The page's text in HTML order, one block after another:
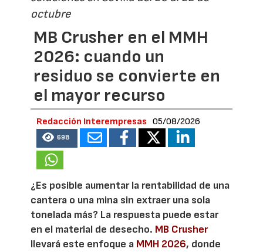
octubre
MB Crusher en el MMH
2026: cuando un
residuo se convierte en
el mayor recurso
Redacción Interempresas 05/08/2026
698
¿Es posible aumentar la rentabilidad de una
cantera o una mina sin extraer una sola
tonelada más? La respuesta puede estar
en el material de desecho. MB Crusher
llevará este enfoque a MMH 2026, donde